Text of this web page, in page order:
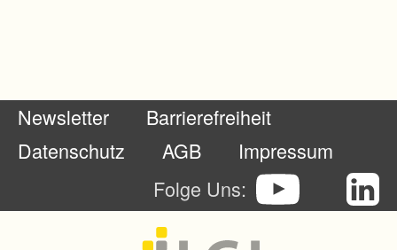
Newsletter
Barrierefreiheit
Datenschutz
AGB
Impressum
Folge Uns: